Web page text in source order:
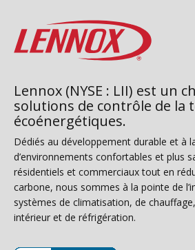
Lennox (NYSE : LII) est un
solutions de contrôle de la
écoénergétiques.
Dédiés au développement durable et à
d’environnements confortables et plus
résidentiels et commerciaux tout en
carbone, nous sommes à la pointe de
systèmes de climatisation, de
intérieur et de réfrigération.